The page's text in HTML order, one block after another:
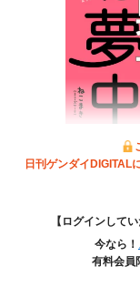
日刊ゲンダイDIGITAL
【ログインして
今なら！
有料会員